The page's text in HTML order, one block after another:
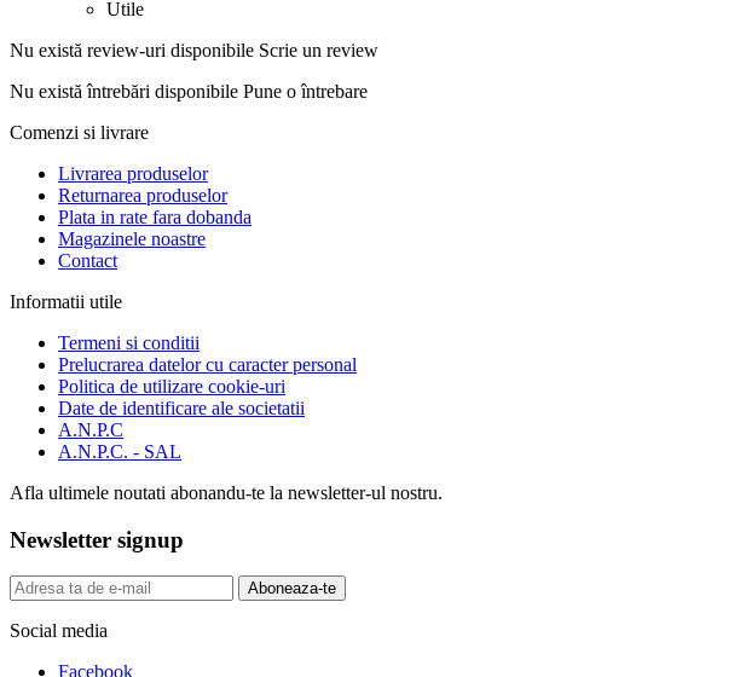
Utile
Nu există review-uri disponibile Scrie un review
Nu există întrebări disponibile Pune o întrebare
Comenzi si livrare
Livrarea produselor
Returnarea produselor
Plata in rate fara dobanda
Magazinele noastre
Contact
Informatii utile
Termeni si conditii
Prelucrarea datelor cu caracter personal
Politica de utilizare cookie-uri
Date de identificare ale societatii
A.N.P.C
A.N.P.C. - SAL
Afla ultimele noutati abonandu-te la newsletter-ul nostru.
Newsletter signup
Aboneaza-te
Social media
Facebook